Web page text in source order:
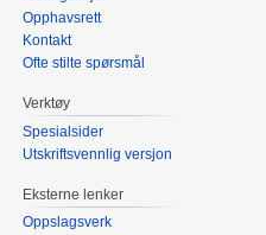
Opphavsrett
Kontakt
Ofte stilte spørsmål
Verktøy
Spesialsider
Utskriftsvennlig versjon
Eksterne lenker
Oppslagsverk